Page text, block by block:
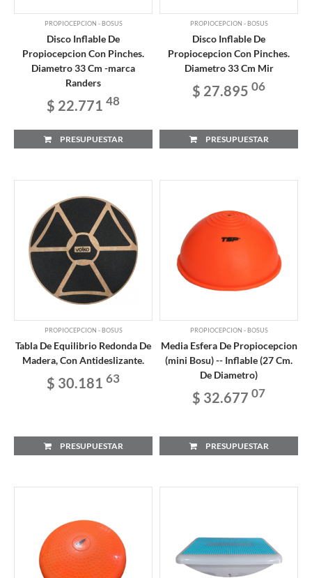
PROPIOCEPCION - BOSUS
Disco Inflable De
Propiocepcion Con Pinches.
Diametro 33 Cm -marca
Randers
$ 22.771 48
PRESUPUESTAR
PROPIOCEPCION - BOSUS
Disco Inflable De
Propiocepcion Con Pinches.
Diametro 33 Cm Mir
$ 27.895 06
PRESUPUESTAR
PROPIOCEPCION - BOSUS
Tabla De Equilibrio Redonda De
Madera, Con Antideslizante.
$ 30.181 63
PRESUPUESTAR
PROPIOCEPCION - BOSUS
Media Esfera De Propiocepcion
(mini Bosu) -- Inflable (27 Cm.
De Diametro)
$ 32.677 07
PRESUPUESTAR